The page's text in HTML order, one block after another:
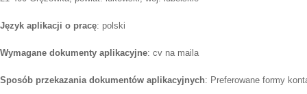
Język aplikacji o pracę: polski
Wymagane dokumenty aplikacyjne: cv na maila
Sposób przekazania dokumentów aplikacyjnych: Preferowane formy